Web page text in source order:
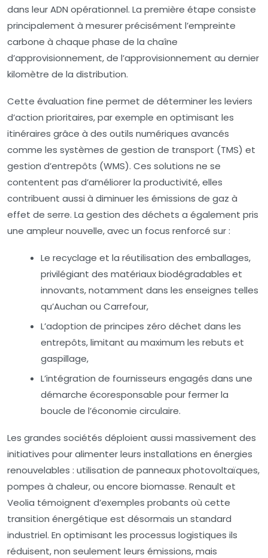
dans leur ADN opérationnel. La première étape consiste
principalement à mesurer précisément l’empreinte
carbone à chaque phase de la chaîne
d’approvisionnement, de l’approvisionnement au dernier
kilomètre de la distribution.
Cette évaluation fine permet de déterminer les leviers
d’action prioritaires, par exemple en optimisant les
itinéraires grâce à des outils numériques avancés
comme les systèmes de gestion de transport (TMS) et
gestion d’entrepôts (WMS). Ces solutions ne se
contentent pas d’améliorer la productivité, elles
contribuent aussi à diminuer les émissions de gaz à
effet de serre. La gestion des déchets a également pris
une ampleur nouvelle, avec un focus renforcé sur :
Le recyclage et la réutilisation des emballages,
privilégiant des matériaux biodégradables et
innovants, notamment dans les enseignes telles
qu’Auchan ou Carrefour,
L’adoption de principes zéro déchet dans les
entrepôts, limitant au maximum les rebuts et
gaspillage,
L’intégration de fournisseurs engagés dans une
démarche écoresponsable pour fermer la
boucle de l’économie circulaire.
Les grandes sociétés déploient aussi massivement des
initiatives pour alimenter leurs installations en énergies
renouvelables : utilisation de panneaux photovoltaïques,
pompes à chaleur, ou encore biomasse. Renault et
Veolia témoignent d’exemples probants où cette
transition énergétique est désormais un standard
industriel. En optimisant les processus logistiques ils
réduisent, non seulement leurs émissions, mais